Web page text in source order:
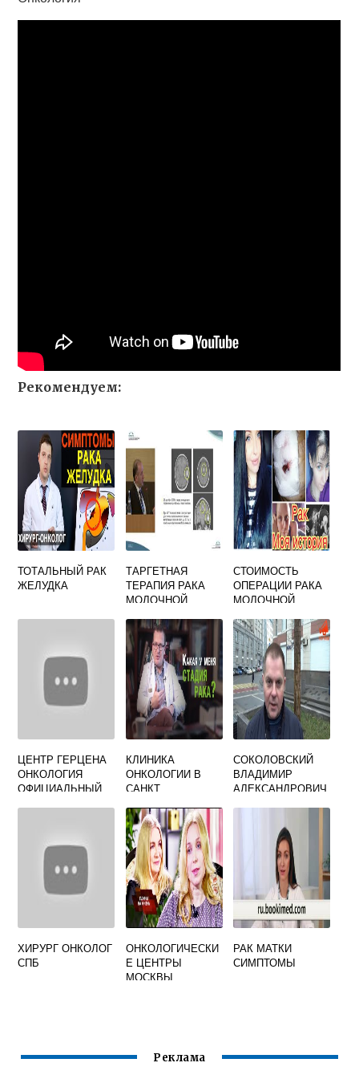
Рекомендуем:
ТОТАЛЬНЫЙ РАК
ЖЕЛУДКА
ТАРГЕТНАЯ
ТЕРАПИЯ РАКА
МОЛОЧНОЙ
СТОИМОСТЬ
ОПЕРАЦИИ РАКА
МОЛОЧНОЙ
ЦЕНТР ГЕРЦЕНА
ОНКОЛОГИЯ
ОФИЦИАЛЬНЫЙ
КЛИНИКА
ОНКОЛОГИИ В
САНКТ
СОКОЛОВСКИЙ
ВЛАДИМИР
АЛЕКСАНДРОВИЧ
ХИРУРГ ОНКОЛОГ
СПБ
ОНКОЛОГИЧЕСКИ
Е ЦЕНТРЫ
МОСКВЫ
РАК МАТКИ
СИМПТОМЫ
Реклама